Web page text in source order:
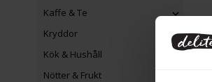
Kaffe & Te
Kryddor
Kök & Hushåll
Nötter & Frukt